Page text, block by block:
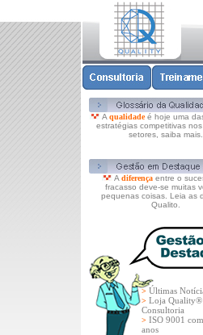
A qualidadeé hoje uma
estratégias competitivas
setores, saiba mais.
A diferença entre o
fracasso deve-se muitas
pequenas coisas. Leia as
Qualito.
> Últimas
> Loja Quality®
Consultoria
> ISO 9001
anos